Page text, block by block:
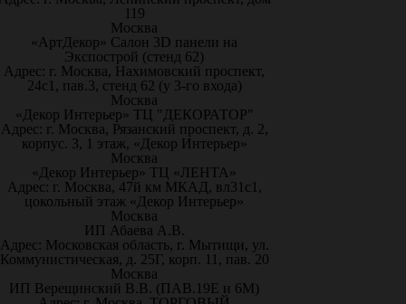
119
Москва
«АртДекор» Салон 3D панели на
Экспострой (стенд 62)
Адрес: г. Москва, Нахимовский проспект,
24с1, пав.3, стенд 62 (у 3-го входа)
Москва
«Декор Интерьер» ТЦ "ДЕКОРАТОР"
Адрес: г. Москва, Рязанский проспект, д. 2,
корпус. 3, 1 этаж, «Декор Интерьер»
Москва
«Декор Интерьер» ТЦ «ЛЕНТА»
Адрес: г. Москва, 47й км МКАД, вл31с1,
цокольный этаж «Декор Интерьер»
Москва
ИП Абаева А.В.
Адрес: Московская область, г. Мытищи, ул.
Коммунистическая, д. 25Г, корп. 11, пав. 20
Москва
ИП Верещинский В.В. (ПАВ.19Е и 6М)